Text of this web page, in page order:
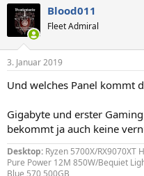
k
e
:
Blood011
Fleet Admiral
3. Januar 2019
Und welches Panel kommt
Gigabyte und erster
bekommt ja auch keine
Desktop: Ryzen 5700X/RX9070XT
Pure Power 12M 850W/Bequiet
Blue 570 500GB